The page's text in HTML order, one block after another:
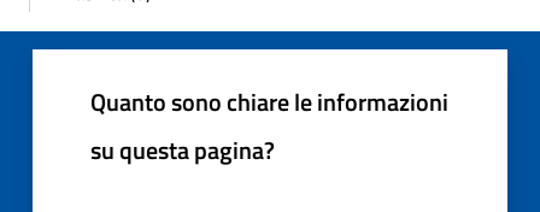
Quanto sono chiare le informazioni
su questa pagina?